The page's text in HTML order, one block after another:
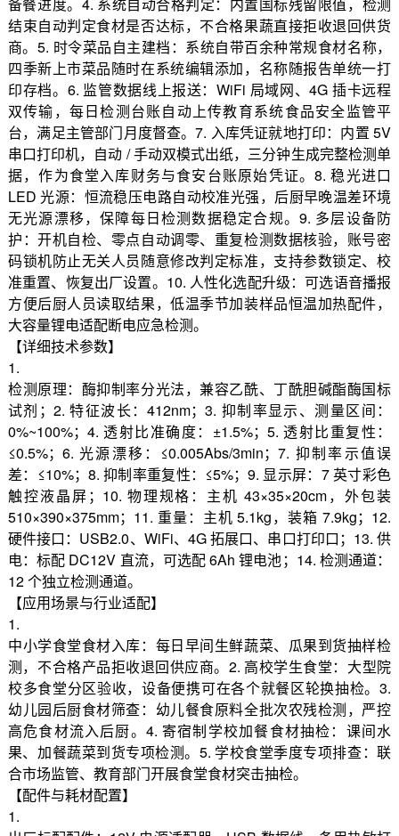
结束自动判定食材是否达标，不合格果蔬直接拒收退回供货
商。5. 时令菜品自主建档：系统自带百余种常规食材名称，
四季新上市菜品随时在系统编辑添加，名称随报告单统一打
印存档。6. 监管数据线上报送：WiFi 局域网、4G 插卡远程
双传输，每日检测台账自动上传教育系统食品安全监管平
台，满足主管部门月度督查。7. 入库凭证就地打印：内置 5V
串口打印机，自动 / 手动双模式出纸，三分钟生成完整检测单
据，作为食堂入库财务与食安台账原始凭证。8. 稳光进口
LED 光源：恒流稳压电路自动校准光强，后厨早晚温差环境
无光源漂移，保障每日检测数据稳定合规。9. 多层设备防
护：开机自检、零点自动调零、重复检测数据核验，账号密
码锁机防止无关人员随意修改判定标准，支持参数锁定、校
准重置、恢复出厂设置。10. 人性化选配升级：可选语音播报
方便后厨人员读取结果，低温季节加装样品恒温加热配件，
大容量锂电适配断电应急检测。
【详细技术参数】
1.
检测原理：酶抑制率分光法，兼容乙酰、丁酰胆碱酯酶国标
试剂；2. 特征波长：412nm；3. 抑制率显示、测量区间：
0%~100%；4. 透射比准确度：±1.5%；5. 透射比重复性：
≤0.5%；6. 光源漂移：≤0.005Abs/3min；7. 抑制率示值误
差：≤10%；8. 抑制率重复性：≤5%；9. 显示屏：7 英寸彩色
触控液晶屏；10. 物理规格：主机 43×35×20cm，外包装
510×390×375mm；11. 重量：主机 5.1kg，装箱 7.9kg；12.
硬件接口：USB2.0、WiFi、4G 拓展口、串口打印口；13. 供
电：标配 DC12V 直流，可选配 6Ah 锂电池；14. 检测通道：
12 个独立检测通道。
【应用场景与行业适配】
1.
中小学食堂食材入库：每日早间生鲜蔬菜、瓜果到货抽样检
测，不合格产品拒收退回供应商。2. 高校学生食堂：大型院
校多食堂分区验收，设备便携可在各个就餐区轮换抽检。3.
幼儿园后厨食材筛查：幼儿餐食原料全批次农残检测，严控
高危食材流入后厨。4. 寄宿制学校加餐食材抽检：课间水
果、加餐蔬菜到货专项检测。5. 学校食堂季度专项排查：联
合市场监管、教育部门开展食堂食材突击抽检。
【配件与耗材配置】
1.